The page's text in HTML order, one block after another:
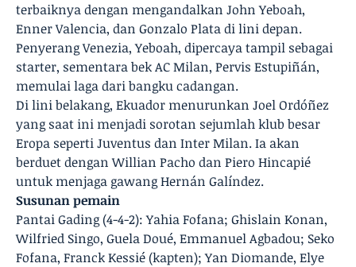
terbaiknya dengan mengandalkan John Yeboah,
Enner Valencia, dan Gonzalo Plata di lini depan.
Penyerang Venezia, Yeboah, dipercaya tampil sebagai
starter, sementara bek AC Milan, Pervis Estupiñán,
memulai laga dari bangku cadangan.
Di lini belakang, Ekuador menurunkan Joel Ordóñez
yang saat ini menjadi sorotan sejumlah klub besar
Eropa seperti Juventus dan Inter Milan. Ia akan
berduet dengan Willian Pacho dan Piero Hincapié
untuk menjaga gawang Hernán Galíndez.
Susunan pemain
Pantai Gading (4-4-2): Yahia Fofana; Ghislain Konan,
Wilfried Singo, Guela Doué, Emmanuel Agbadou; Seko
Fofana, Franck Kessié (kapten); Yan Diomande, Elye